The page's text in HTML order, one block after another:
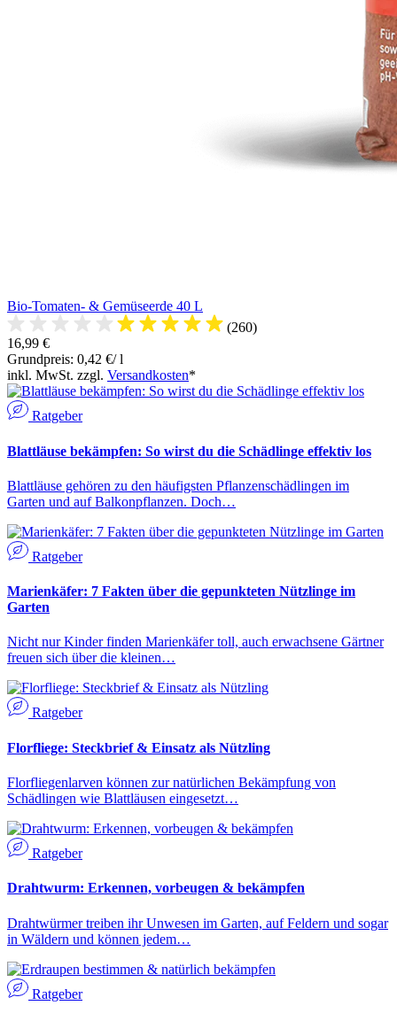
Bio-Tomaten- & Gemüseerde 40 L
(260)
16,99 €
Grundpreis: 0,42 €/ l
inkl. MwSt. zzgl. Versandkosten*
Ratgeber
Blattläuse bekämpfen: So wirst du die Schädlinge effektiv los
Blattläuse gehören zu den häufigsten Pflanzenschädlingen im
Garten und auf Balkonpflanzen. Doch…
Ratgeber
Marienkäfer: 7 Fakten über die gepunkteten Nützlinge im
Garten
Nicht nur Kinder finden Marienkäfer toll, auch erwachsene Gärtner
freuen sich über die kleinen…
Ratgeber
Florfliege: Steckbrief & Einsatz als Nützling
Florfliegenlarven können zur natürlichen Bekämpfung von
Schädlingen wie Blattläusen eingesetzt…
Ratgeber
Drahtwurm: Erkennen, vorbeugen & bekämpfen
Drahtwürmer treiben ihr Unwesen im Garten, auf Feldern und sogar
in Wäldern und können jedem…
Ratgeber